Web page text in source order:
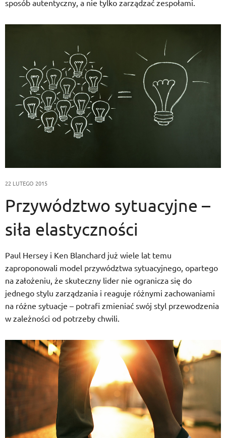
sposób autentyczny, a nie tylko zarządzać zespołami.
22 LUTEGO 2015
Przywództwo sytuacyjne –
siła elastyczności
Paul Hersey i Ken Blanchard już wiele lat temu
zaproponowali model przywództwa sytuacyjnego, opartego
na założeniu, że skuteczny lider nie ogranicza się do
jednego stylu zarządzania i reaguje różnymi zachowaniami
na różne sytuacje – potrafi zmieniać swój styl przewodzenia
w zależności od potrzeby chwili.